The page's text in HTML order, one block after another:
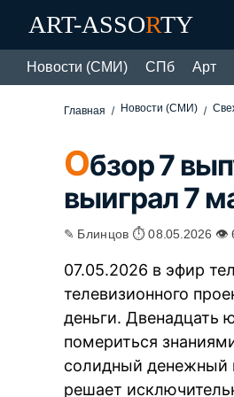
ART-ASSORTY
Новости (СМИ) СПб Арт
Главная Новости (СМИ)
Обзор 7
выиграл 7
✎ Блинцов ⏱ 08.05.2026 👁
07.05.2026 в эфир
телевизионного
деньги. Двенадцать
помериться
солидный денежный
решает